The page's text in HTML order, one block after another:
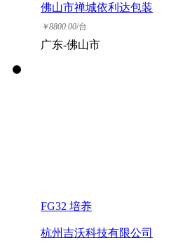
佛山市禅城依利达包装
器材有限公司
￥8800.00/台
广东-佛山市
FG32 培养
杭州吉沃科技有限公司